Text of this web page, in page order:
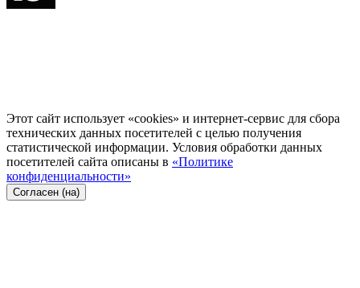
Этот сайт использует «cookies» и интернет-сервис для сбора
технических данных посетителей с целью получения
статистической информации. Условия обработки данных
посетителей сайта описаны в «Политике
конфиденциальности»
Согласен (на)